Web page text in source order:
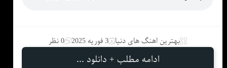
بهترین اهنگ های دنیا 3 فوریه 2025 0 نظر
ادامه مطلب + دانلود ...